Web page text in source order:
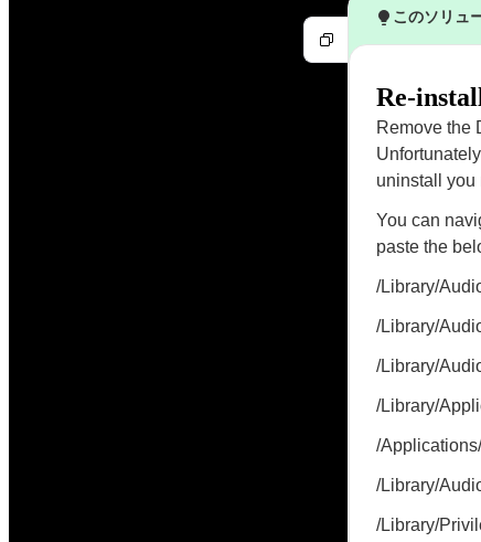
このソリュ
Re-
Remove the
uninstall you
You can
paste the
/Library/
/Library/
/Library/
/Library/
/
/Library/
/Library/